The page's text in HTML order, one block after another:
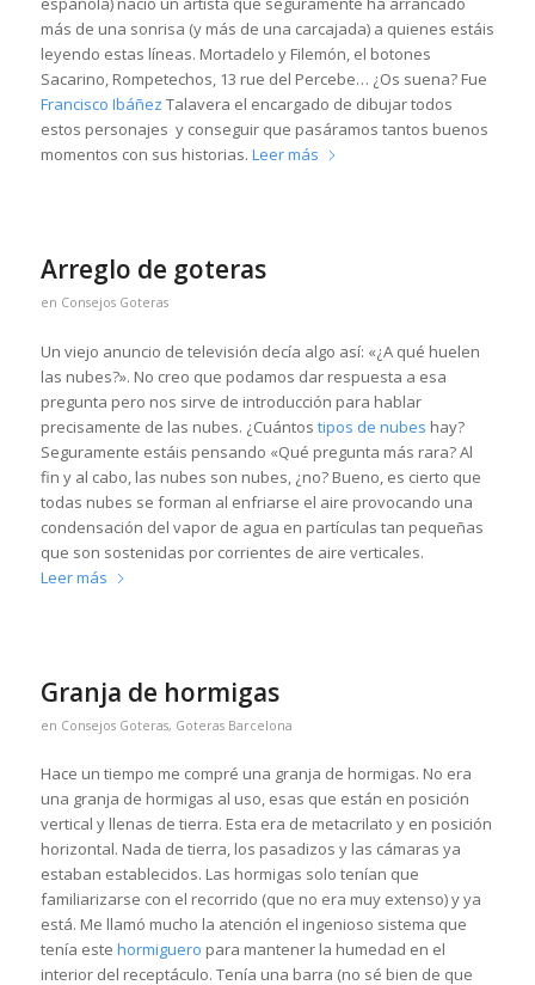
más de una sonrisa (y más de una carcajada) a quienes estáis
leyendo estas líneas. Mortadelo y Filemón, el botones
Sacarino, Rompetechos, 13 rue del Percebe… ¿Os suena? Fue
Francisco Ibáñez Talavera el encargado de dibujar todos
estos personajes y conseguir que pasáramos tantos buenos
momentos con sus historias. Leer más
Arreglo de goteras
en Consejos Goteras
Un viejo anuncio de televisión decía algo así: «¿A qué huelen
las nubes?». No creo que podamos dar respuesta a esa
pregunta pero nos sirve de introducción para hablar
precisamente de las nubes. ¿Cuántos tipos de nubes hay?
Seguramente estáis pensando «Qué pregunta más rara? Al
fin y al cabo, las nubes son nubes, ¿no? Bueno, es cierto que
todas nubes se forman al enfriarse el aire provocando una
condensación del vapor de agua en partículas tan pequeñas
que son sostenidas por corrientes de aire verticales.
Leer más
Granja de hormigas
en Consejos Goteras, Goteras Barcelona
Hace un tiempo me compré una granja de hormigas. No era
una granja de hormigas al uso, esas que están en posición
vertical y llenas de tierra. Esta era de metacrilato y en posición
horizontal. Nada de tierra, los pasadizos y las cámaras ya
estaban establecidos. Las hormigas solo tenían que
familiarizarse con el recorrido (que no era muy extenso) y ya
está. Me llamó mucho la atención el ingenioso sistema que
tenía este hormiguero para mantener la humedad en el
interior del receptáculo. Tenía una barra (no sé bien de que